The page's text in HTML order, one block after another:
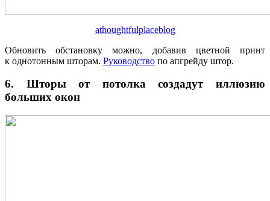
athoughtfulplaceblog
Обновить обстановку можно, добавив цветной принт
к однотонным шторам. Руководство по апгрейду штор.
6. Шторы от потолка создадут иллюзию
больших окон